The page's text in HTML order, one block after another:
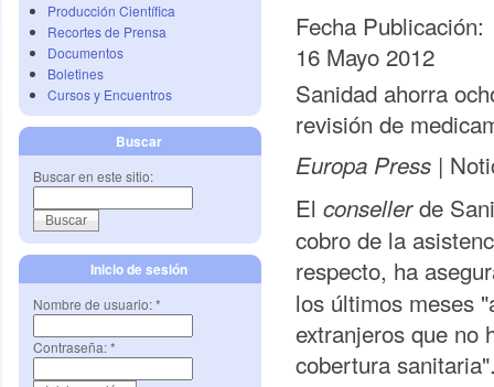
Producción Científica
Recortes de Prensa
Documentos
Boletines
Cursos y Encuentros
Buscar
Buscar en este sitio:
Inicio de sesión
Nombre de usuario:*
Contraseña:*
Fecha Publicación:
16 Mayo 2012
Sanidad ahorra
revisión de
Europa Press |
El consellerde
cobro de la
respecto, ha
los últimos meses
extranjeros que no
cobertura